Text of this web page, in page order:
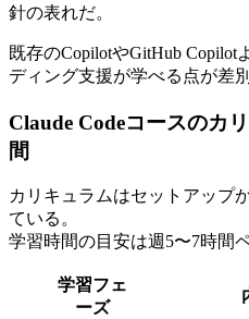
針の表れだ。
既存のCopilotやGitHub
ディング支援が学べる点が差
Claude Codeコースのカ
間
カリキュラムはセットアップ
ている。
学習時間の目安は週5〜7時間
学習フェ
ーズ